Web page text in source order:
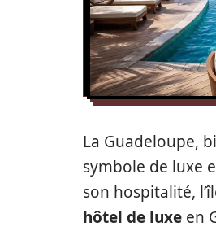
La Guadeloupe,
symbole de luxe
son hospitalité,
hôtel de luxe en